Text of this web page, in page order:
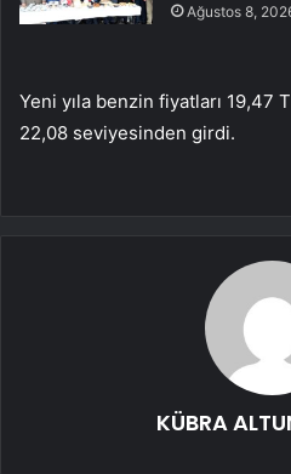
Ağustos 8,
Yeni yıla benzin fiyatları 19,47
22,08 seviyesinden girdi.
KÜBRA